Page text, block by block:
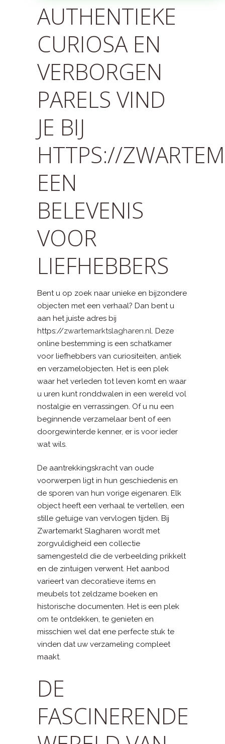
AUTHENTIEKE
CURIOSA EN
VERBORGEN
PARELS VIND
JE BIJ
HTTPS://
EEN
BELEVENIS
VOOR
LIEFHEBBERS
Bent u op zoek naar unieke en bijzondere
objecten met een verhaal? Dan bent u
aan het juiste adres bij
https://zwartemarktslagharen.nl. Deze
online bestemming is een schatkamer
voor liefhebbers van curiositeiten, antiek
en verzamelobjecten. Het is een plek
waar het verleden tot leven komt en waar
u uren kunt ronddwalen in een wereld vol
nostalgie en verrassingen. Of u nu een
beginnende verzamelaar bent of een
doorgewinterde kenner, er is voor ieder
wat wils.
De aantrekkingskracht van oude
voorwerpen ligt in hun geschiedenis en
de sporen van hun vorige eigenaren. Elk
object heeft een verhaal te vertellen, een
stille getuige van vervlogen tijden. Bij
Zwartemarkt Slagharen wordt met
zorgvuldigheid een collectie
samengesteld die de verbeelding prikkelt
en de zintuigen verwent. Het aanbod
varieert van decoratieve items en
meubels tot zeldzame boeken en
historische documenten. Het is een plek
om te ontdekken, te genieten en
misschien wel dat ene perfecte stuk te
vinden dat uw verzameling compleet
maakt.
DE
FASCINERENDE